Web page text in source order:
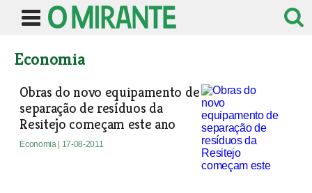
Economia
Obras do novo equipamento de
separação de resíduos da
Resitejo começam este ano
Economia | 17-08-2011